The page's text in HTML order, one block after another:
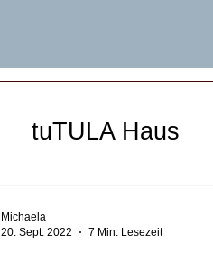
tuTULA Haus
Michaela
20. Sept. 2022
7 Min. Lesezeit